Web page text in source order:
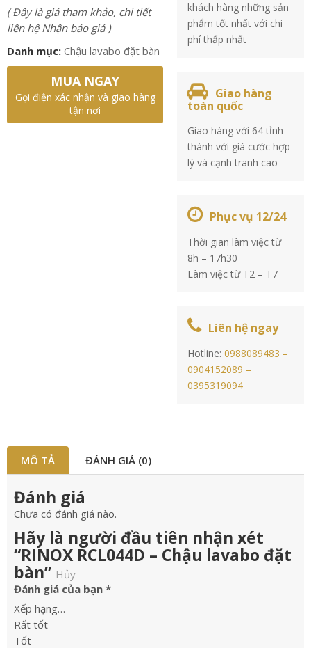
( Đây là giá tham khảo, chi tiết
liên hệ Nhận báo giá )
Danh mục: Chậu lavabo đặt bàn
MUA NGAY
Gọi điện xác nhận và giao hàng
tận nơi
khách hàng những sản
phẩm tốt nhất với chi
phí thấp nhất
Giao hàng
toàn quốc
Giao hàng với 64 tỉnh
thành với giá cước hợp
lý và cạnh tranh cao
Phục vụ 12/24
Thời gian làm việc từ
8h – 17h30
Làm việc từ T2 – T7
Liên hệ ngay
Hotline:0988089483 –
0904152089 –
0395319094
MÔ TẢ ĐÁNH GIÁ (0)
Đánh giá
Chưa có đánh giá nào.
Hãy là người đầu tiên nhận xét
“RINOX RCL044D – Chậu lavabo đặt
bàn” Hủy
Đánh giá của bạn *
Xếp hạng…
Rất tốt
Tốt